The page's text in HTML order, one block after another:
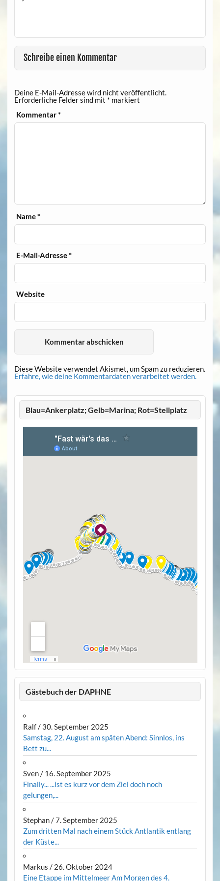
Schreibe einen Kommentar
Deine E-Mail-Adresse wird nicht veröffentlicht.
Erforderliche Felder sind mit * markiert
Kommentar*
Name*
E-Mail-Adresse*
Website
Diese Website verwendet Akismet, um Spam zu reduzieren.
Erfahre, wie deine Kommentardaten verarbeitet werden.
Blau=Ankerplatz; Gelb=Marina; Rot=Stellplatz
Gästebuch der DAPHNE
Ralf/ 30. September 2025
Samstag, 22. August am späten Abend: Sinnlos, ins
Bett zu...
Sven/ 16. September 2025
Finally... ...ist es kurz vor dem Ziel doch noch
gelungen,...
Stephan/7. September 2025
Zum dritten Mal nach einem Stück Antlantik entlang
der Küste...
Markus / 26. Oktober 2024
Eine Etappe im Mittelmeer Am Morgen des 4.